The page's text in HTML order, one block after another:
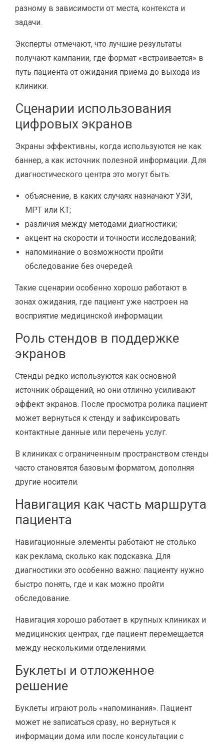
разному в зависимости от места, контекста и
задачи.
Эксперты отмечают, что лучшие результаты
получают кампании, где формат «встраивается» в
путь пациента от ожидания приёма до выхода из
клиники.
Сценарии использования
цифровых экранов
Экраны эффективны, когда используются не как
баннер, а как источник полезной информации. Для
диагностического центра это могут быть:
объяснение, в каких случаях назначают УЗИ,
МРТ или КТ;
различия между методами диагностики;
акцент на скорости и точности исследований;
напоминание о возможности пройти
обследование без очередей.
Такие сценарии особенно хорошо работают в
зонах ожидания, где пациент уже настроен на
восприятие медицинской информации.
Роль стендов в поддержке
экранов
Стенды редко используются как основной
источник обращений, но они отлично усиливают
эффект экранов. После просмотра ролика пациент
может вернуться к стенду и зафиксировать
контактные данные или перечень услуг.
В клиниках с ограниченным пространством стенды
часто становятся базовым форматом, дополняя
другие носители.
Навигация как часть маршрута
пациента
Навигационные элементы работают не столько
как реклама, сколько как подсказка. Для
диагностики это особенно важно: пациенту нужно
быстро понять, где и как можно пройти
обследование.
Навигация хорошо работает в крупных клиниках и
медицинских центрах, где пациент перемещается
между несколькими отделениями.
Буклеты и отложенное
решение
Буклеты играют роль «напоминания». Пациент
может не записаться сразу, но вернуться к
информации дома или после консультации с